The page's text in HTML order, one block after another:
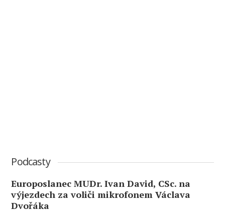
Podcasty
Europoslanec MUDr. Ivan David, CSc. na
výjezdech za voliči mikrofonem Václava
Dvořáka